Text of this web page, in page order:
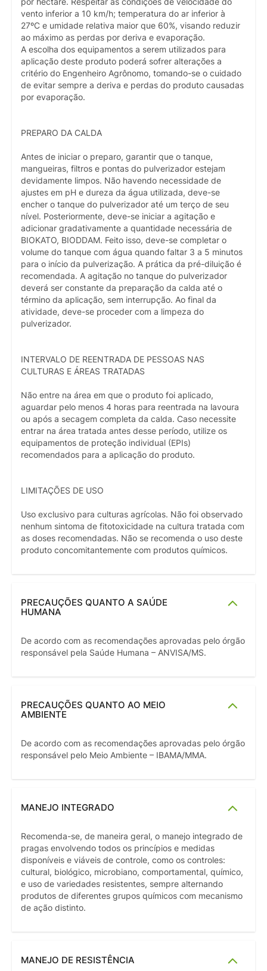
por hectare. Respeitar as condições de velocidade do
vento inferior a 10 km/h; temperatura do ar inferior à
27ºC e umidade relativa maior que 60%, visando reduzir
ao máximo as perdas por deriva e evaporação.
A escolha dos equipamentos a serem utilizados para
aplicação deste produto poderá sofrer alterações a
critério do Engenheiro Agrônomo, tomando-se o cuidado
de evitar sempre a deriva e perdas do produto causadas
por evaporação.
PREPARO DA CALDA
Antes de iniciar o preparo, garantir que o tanque,
mangueiras, filtros e pontas do pulverizador estejam
devidamente limpos. Não havendo necessidade de
ajustes em pH e dureza da água utilizada, deve-se
encher o tanque do pulverizador até um terço de seu
nível. Posteriormente, deve-se iniciar a agitação e
adicionar gradativamente a quantidade necessária de
BIOKATO, BIODDAM. Feito isso, deve-se completar o
volume do tanque com água quando faltar 3 a 5 minutos
para o início da pulverização. A prática da pré-diluição é
recomendada. A agitação no tanque do pulverizador
deverá ser constante da preparação da calda até o
término da aplicação, sem interrupção. Ao final da
atividade, deve-se proceder com a limpeza do
pulverizador.
INTERVALO DE REENTRADA DE PESSOAS NAS
CULTURAS E ÁREAS TRATADAS
Não entre na área em que o produto foi aplicado,
aguardar pelo menos 4 horas para reentrada na lavoura
ou após a secagem completa da calda. Caso necessite
entrar na área tratada antes desse período, utilize os
equipamentos de proteção individual (EPIs)
recomendados para a aplicação do produto.
LIMITAÇÕES DE USO
Uso exclusivo para culturas agrícolas. Não foi observado
nenhum sintoma de fitotoxicidade na cultura tratada com
as doses recomendadas. Não se recomenda o uso deste
produto concomitantemente com produtos químicos.
PRECAUÇÕES QUANTO A SAÚDE
HUMANA
De acordo com as recomendações aprovadas pelo órgão
responsável pela Saúde Humana – ANVISA/MS.
PRECAUÇÕES QUANTO AO MEIO
AMBIENTE
De acordo com as recomendações aprovadas pelo órgão
responsável pelo Meio Ambiente – IBAMA/MMA.
MANEJO INTEGRADO
Recomenda-se, de maneira geral, o manejo integrado de
pragas envolvendo todos os princípios e medidas
disponíveis e viáveis de controle, como os controles:
cultural, biológico, microbiano, comportamental, químico,
e uso de variedades resistentes, sempre alternando
produtos de diferentes grupos químicos com mecanismo
de ação distinto.
MANEJO DE RESISTÊNCIA